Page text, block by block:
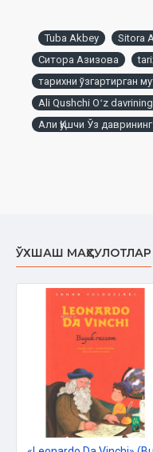
Tuba Akbey Sitora
Ситора Азизова
тарихни ўзгартирган
Ali Qushchi Oʻz
Али Қушчи Ўз
ЎХШАШ МАҲСУЛОТЛАР